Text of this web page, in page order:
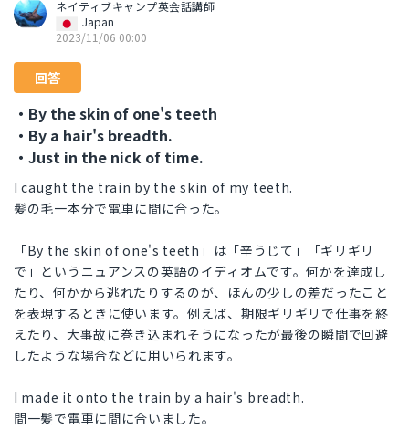
ネイティブキャンプ英会話講師
Japan
2023/11/06 00:00
回答
・By the skin of one's teeth
・By a hair's breadth.
・Just in the nick of time.
I caught the train by the skin of my teeth.
髪の毛一本分で電車に間に合った。
「By the skin of one's teeth」は「辛うじて」「ギリギリ
で」というニュアンスの英語のイディオムです。何かを達成し
たり、何かから逃れたりするのが、ほんの少しの差だったこと
を表現するときに使います。例えば、期限ギリギリで仕事を終
えたり、大事故に巻き込まれそうになったが最後の瞬間で回避
したような場合などに用いられます。
I made it onto the train by a hair's breadth.
間一髪で電車に間に合いました。